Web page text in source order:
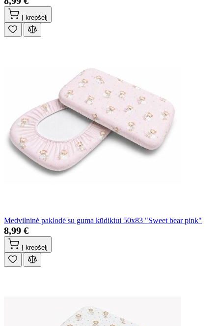
Į krepšelį
Medvilninė paklodė su guma kūdikiui 50x83 "Sweet bear pink"
8,99 €
Į krepšelį